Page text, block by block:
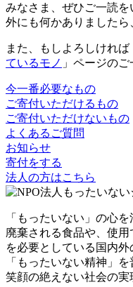
みなさま、ぜひご一読
外にも何かありましたら
また、もしよろしければ
ているモノ 」ページの
今一番必要なもの
ご寄付いただけるもの
ご寄付いただけないもの
よくあるご質問
お知らせ
寄付をする
法人の方はこちら
「もったいない」の心
廃棄される食品や、使
を必要としている国内
「もったいない精神」
笑顔の絶えない社会の実